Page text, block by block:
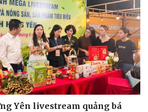
Yên livestream quảng bá